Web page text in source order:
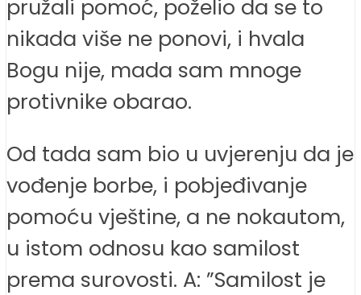
pružali pomoć, poželio da se to
nikada više ne ponovi, i hvala
Bogu nije, mada sam mnoge
protivnike obarao.
Od tada sam bio u uvjerenju da je
vođenje borbe, i pobjeđivanje
pomoću vještine, a ne nokautom,
u istom odnosu kao samilost
prema surovosti. A: ”Samilost je